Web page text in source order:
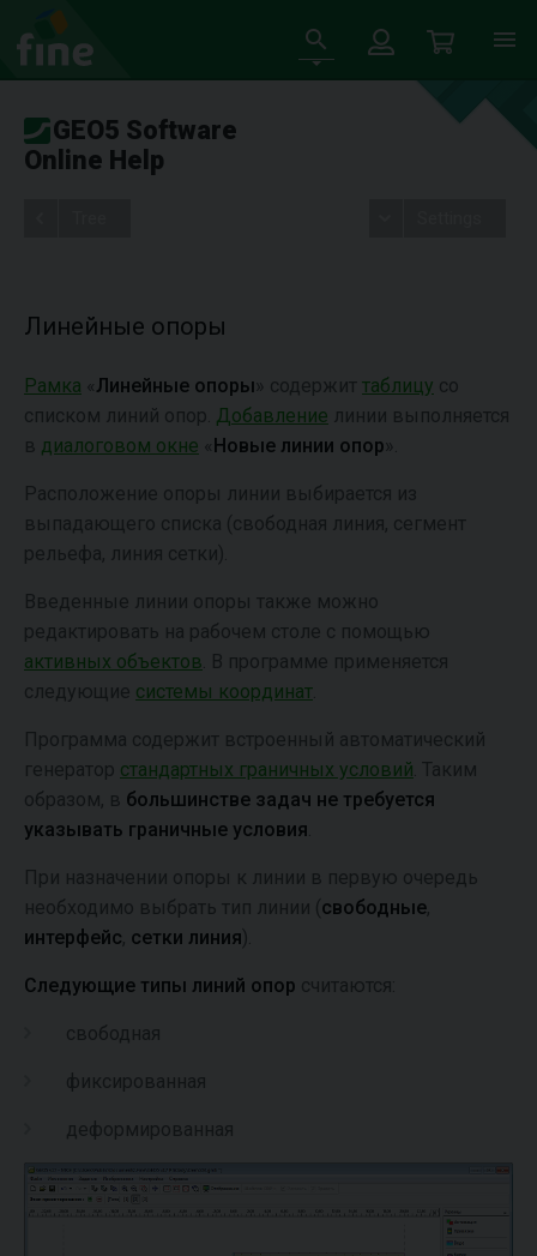
GEO5 Software
Online Help
Линейные опоры
Рамка « Линейные опоры » содержит таблицу со
списком линий опор. Добавление линии выполняется
в диалоговом окне « Новые линии опор ».
Расположение опоры линии выбирается из
выпадающего списка (свободная линия, сегмент
рельефа, линия сетки).
Введенные линии опоры также можно
редактировать на рабочем столе с помощью
активных объектов . В программе применяется
следующие системы координат
Программа содержит встроенный автоматический
генератор стандартных граничных условий . Таким
образом, в большинстве задач не требуется
указывать граничные условия
При назначении опоры к линии в первую очередь
необходимо выбрать тип линии ( свободные,
интерфейс, сетки линия).
Следующие типы линий опор считаются:
свободная
фиксированная
деформированная